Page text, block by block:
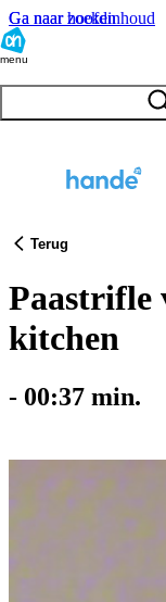
Ga naar hoofdinhoud
Ga naar zoeken
menu
Terug
Paastrifle
kitchen
- 00:37 min.